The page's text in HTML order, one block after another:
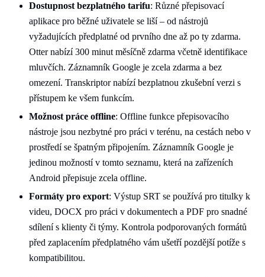
Dostupnost bezplatného tarifu: Různé přepisovací
aplikace pro běžné uživatele se liší – od nástrojů
vyžadujících předplatné od prvního dne až po ty zdarma.
Otter nabízí 300 minut měsíčně zdarma včetně identifikace
mluvčích. Záznamník Google je zcela zdarma a bez
omezení. Transkriptor nabízí bezplatnou zkušební verzi s
přístupem ke všem funkcím.
Možnost práce offline: Offline funkce přepisovacího
nástroje jsou nezbytné pro práci v terénu, na cestách nebo v
prostředí se špatným připojením. Záznamník Google je
jedinou možností v tomto seznamu, která na zařízeních
Android přepisuje zcela offline.
Formáty pro export: Výstup SRT se používá pro titulky k
videu, DOCX pro práci v dokumentech a PDF pro snadné
sdílení s klienty či týmy. Kontrola podporovaných formátů
před zaplacením předplatného vám ušetří pozdější potíže s
kompatibilitou.